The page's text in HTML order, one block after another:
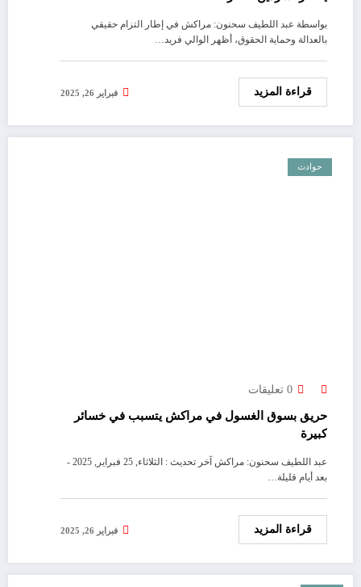
بواسطة عبد اللطيف سحنون: مراكش في إطار التزام حقيقي
بالعدالة وحماية الحقوق، أظهر الوالي فريد…
قراءة المزيد فبراير 26, 2025
حوادث
0 تعليقات
حريق بسوق الغسول في مراكش يتسبب في خسائر
كبيرة
عبد اللطيف سحنون: مراكش آخر تحديث : الثلاثاء, 25 فبراير, 2025 -
بعد أيام قليلة…
قراءة المزيد فبراير 26, 2025